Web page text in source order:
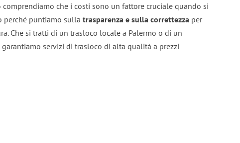
comprendiamo che i costi sono un fattore cruciale quando si
perché puntiamo sulla trasparenza e sulla correttezza per
Che si tratti di un trasloco locale a Palermo o di un
servizi di trasloco di alta qualità a prezzi